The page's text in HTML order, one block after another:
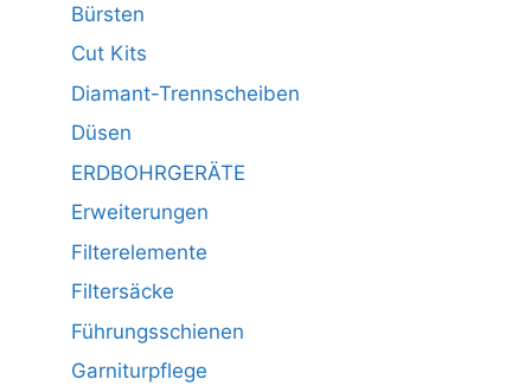
Bürsten
Cut Kits
Diamant-Trennscheiben
Düsen
ERDBOHRGERÄTE
Erweiterungen
Filterelemente
Filtersäcke
Führungsschienen
Garniturpflege